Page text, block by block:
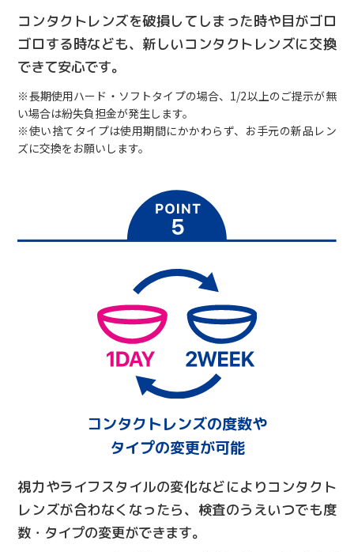
コンタクトレンズを破損してしまった時や目がゴロ
ゴロする時なども、新しいコンタクトレンズに交換
できて安心です。
※長期使用ハード・ソフトタイプの場合、1/2以上のご提示が無
い場合は紛失負担金が発生します。
※使い捨てタイプは使用期間にかかわらず、お手元の新品レン
ズに交換をお願いします。
コンタクトレンズの度数や
タイプの変更が可能
視力やライフスタイルの変化などによりコンタクト
レンズが合わなくなったら、検査のうえいつでも度
数・タイプの変更ができます。